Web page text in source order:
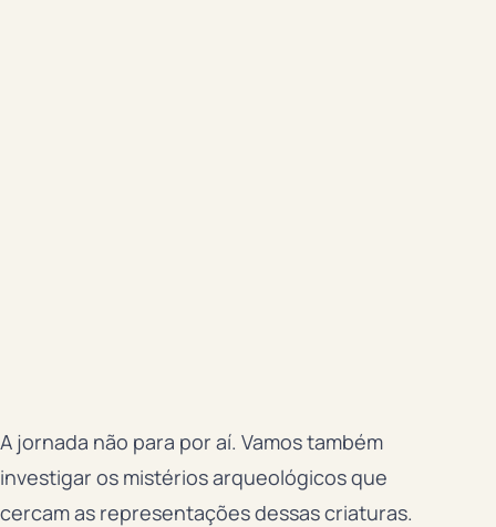
A jornada não para por aí. Vamos também
investigar os mistérios arqueológicos que
cercam as representações dessas criaturas.